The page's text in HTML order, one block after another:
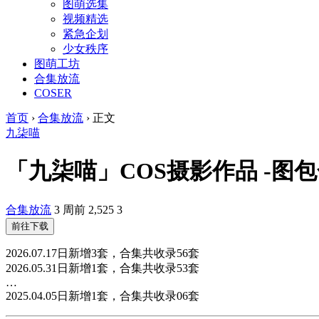
图萌选集
视频精选
紧急企划
少女秩序
图萌工坊
合集放流
COSER
首页 › 合集放流 › 正文
九柒喵
「九柒喵」COS摄影作品 -图
合集放流 3 周前 2,525 3
前往下载
2026.07.17日新增3套，合集共收录56套
2026.05.31日新增1套，合集共收录53套
…
2025.04.05日新增1套，合集共收录06套